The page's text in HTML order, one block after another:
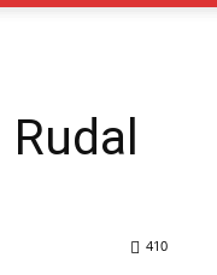
410